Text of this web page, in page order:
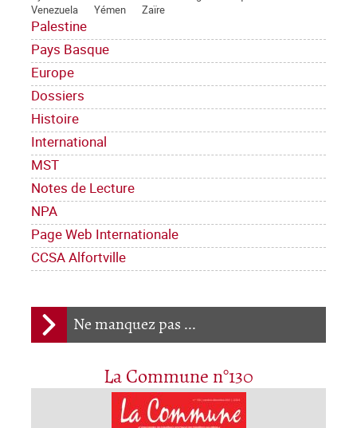
Venezuela
Yémen Zaïre
Palestine
Pays Basque
Europe
Dossiers
Histoire
International
MST
Notes de Lecture
NPA
Page Web Internationale
CCSA Alfortville
Ne manquez pas ...
La Commune n°130